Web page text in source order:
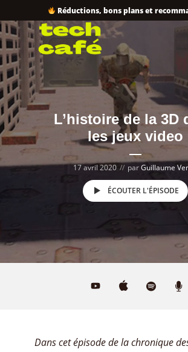
Réductions, bons plans et
L’histoire de la 3D
les jeux video
17 avril 2020 parGuillaume
ÉCOUTER L'ÉPISODE
Dans cet épisode de la chronique